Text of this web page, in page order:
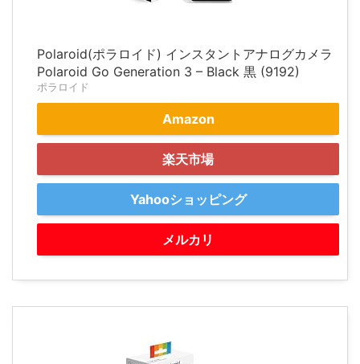
Polaroid(ポラロイド) インスタントアナログカメラ
Polaroid Go Generation 3 – Black 黒 (9192)
ポラロイド
Amazon
楽天市場
Yahooショッピング
メルカリ